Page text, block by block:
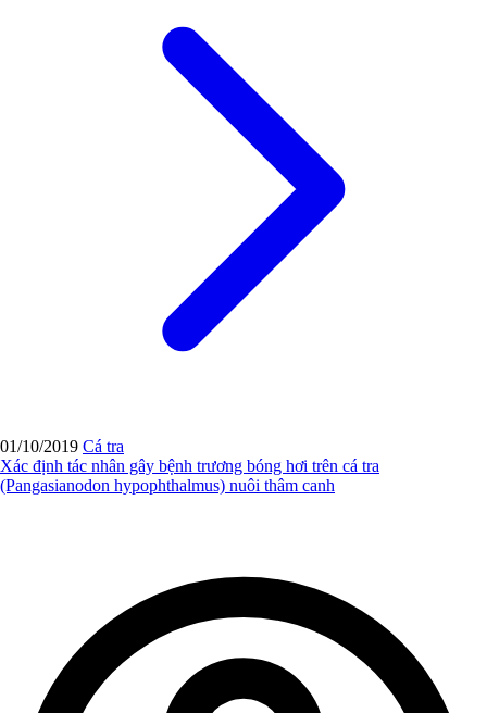
01/10/2019 Cá tra
Xác định tác nhân gây bệnh trương bóng hơi trên cá tra
(Pangasianodon hypophthalmus) nuôi thâm canh